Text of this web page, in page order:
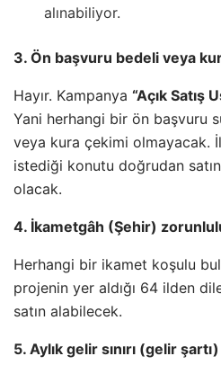
alınabiliyor.
3. Ön başvuru bedeli veya
Hayır. Kampanya “Açık Satış
Yani herhangi bir ön başvuru
veya kura çekimi olmayacak.
istediği konutu doğrudan
olacak.
4. İkametgâh (Şehir)
Herhangi bir ikamet koşulu
projenin yer aldığı 64 ilden
satın alabilecek.
5. Aylık gelir sınırı (gelir